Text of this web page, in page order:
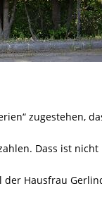
zugestehen,
Dass ist nicht
Hausfrau